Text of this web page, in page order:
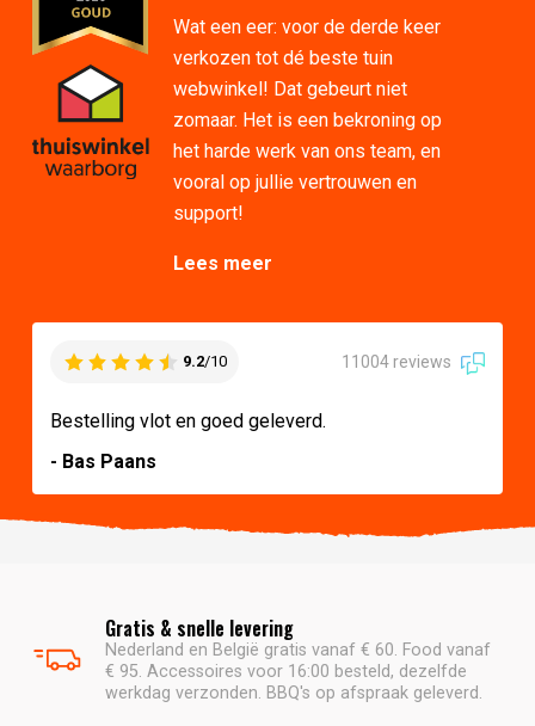
Wat een eer: voor de derde keer
verkozen tot dé beste tuin
webwinkel! Dat gebeurt niet
zomaar. Het is een bekroning op
het harde werk van ons team, en
vooral op jullie vertrouwen en
support!
Lees meer
9.2/10 11004 reviews
Bestelling vlot en goed geleverd.
- Bas Paans
Gratis & snelle levering
Nederland en België gratis vanaf € 60. Food vanaf
€ 95. Accessoires voor 16:00 besteld, dezelfde
werkdag verzonden. BBQ's op afspraak geleverd.